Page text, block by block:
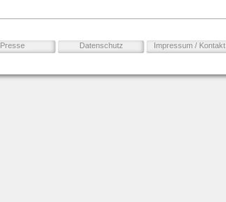
Impressum / Kontakt
Datenschutz
Presse